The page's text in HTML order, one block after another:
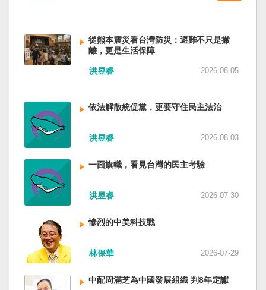
北相連，四面海域環抱，是島嶼國度不是大陸國
家。 一九四五年八一五，台灣人在祖國的迷惘與
迷障中做了錯誤的選擇，不只造成台灣集體命運
好好建構我們尚未正常化的國家。台灣是小而
美、豐裕而堅強，在太平洋西南海域，一個閃亮
的國家。 中國啊！請獨立於台灣之外吧！如果在
意收拾「中華民國」這個你們立鑄為繼承之國碑
銘的國號，台灣也會尊重歷史，對殘餘中國做歷
史的了結，寫下句點。生活在台灣的人們應共同
起造一個對「中國」不構成侵權的新國家，開啟
歷史的新樂章。歷史不會重來，但提供教訓。
延」 賴清德表示，面對中國威權主義不斷擴張，
紅色恐怖正在世界各地蔓延，今年論壇主題聚焦
討論全球的民主韌性、灰帶侵擾的因應聯防，以
及非紅供應鏈的重塑，更加反映出台灣在國際社
任。 賴清德表示，當今台灣的民主成就受到國際
的肯定，面對中國「民促法」的威脅，台灣不會
接受統戰滲透和紅色恐怖、不會坐視中國將壓迫
黑手伸進台灣，或任何自由國家與地區。 賴清德
禦、責任分擔」，並將持續提升國防力量、強化
全社會防衛韌性，增進國際合作，凝聚最大的力
量，確保印太區域的和平穩定；台灣也將善用
AI、半導體、資通訊等高科技產業優勢，串聯民
主夥伴，一起打造「非紅供應鏈」，來強化經濟
韌性，讓彼此的國家更安全更繁榮。 最後，賴清
德說，台灣是民主自由的燈塔，也是印太和平的
重要基石，即使威權主義威脅及全球新興挑戰不
斷，台灣有堅定的意志，確保民主燈塔永明，自
由基石永固。
不見了，改為「加快、加強」。從奇技淫巧改為
「適應不同群體消費需求擴大優質供給」。顯然
七月中國官方的經濟數字，製造業採購經理人指
數PMI，由六月的五十．三％大幅滑落至四十九．
五十％榮枯線，加上非製造業和綜合PMI產出指數
三大核心指標同步跌穿榮枯線，習近平的梭哈
（孤注一擲）失敗，在會議文件上不得不兩處承
認「困難」。 一處是「有效應對各種外部衝擊和
的困難挑戰」。其後各段落所說的例如公平競
爭、就業、三農、天災等都是。而「常態化解決
企業帳款拖欠問題」，更暴露企業之間拖欠已經
是常態化。近三十年前的「三角債」是不是復活
了？企業發薪給員工當然也拖欠。 另外有兩處提
到「兜牢基層『三保』底線」和「抓好『一老一
小』服務保障」，社會保險系統也出了問題。 後
段有一句「推動各級領導幹部以更加昂揚向上的
精氣神，不斷創造高質量發展新業績」。不懂什
麼是「精氣神」，還以為是假文件，是新時代習
從熊本震災看台灣防災：避難不只是撤
離，更是生活保障
洪昱睿 2026-08-05
依法解散統促黨，更要守住民主法治
洪昱睿 2026-08-03
一面旗幟，看見台灣的民主考驗
洪昱睿 2026-07-30
慘烈的中美科技戰
林保華 2026-07-29
中配周滿芝為中國發展組織 判8年定讞